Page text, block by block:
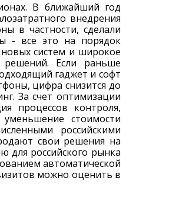
В ближайший год
внедрения
в частности, сделали
- все это на порядок
систем и широкое
решений. Если раньше
гаджет и софт
цифра снизится до
За счет оптимизации
процессов контроля,
стоимости
российскими
свои решения на
для российского рынка
автоматической
можно оценить в